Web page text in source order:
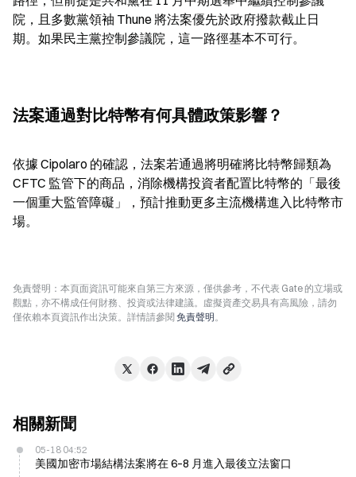
院，且多數黨領袖 Thune 將法案優先於政府撥款截止日
期。如果民主黨控制參議院，這一路徑基本不可行。
法案通過對比特幣有何具體政策影響？
依據 Cipolaro 的確認，法案若通過將明確將比特幣歸類為
CFTC 監管下的商品，消除機構投資者配置比特幣的「最後
一個重大監管障礙」，預計推動更多主流機構進入比特幣市
場。
免責聲明：本頁面資訊可能來自第三方來源，僅供參考，不代表 Gate 的立場或
觀點，亦不構成任何財務、投資或法律建議。虛擬資產交易具有高風險，請勿
僅依賴本頁資訊作出決策。詳情請參閱 免責聲明。
相關新聞
05-18 04:52
美國加密市場結構法案將在 6–8 月進入最後立法窗口